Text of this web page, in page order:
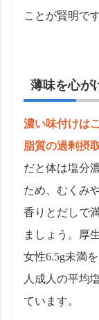
ことが賢明です
薄味を心が
濃い味付けは
脂質の過剰摂
だと体は塩分
ため、むくみ
香りとだしで
ましょう。厚
女性6.5g未満
人成人の平均
ています。